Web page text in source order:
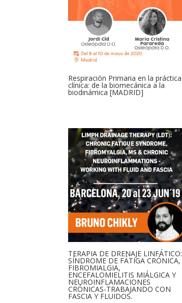
Respiración Primaria en la práctica
clínica: de la biomecánica a la
biodinámica [MADRID]
TERAPIA DE DRENAJE LINFÁTICO:
SÍNDROME DE FÁTIGA CRÓNICA,
FIBROMIALGIA,
ENCEFALOMIELITIS MIÁLGICA Y
NEUROINFLAMACIONES
CRÓNICAS-TRABAJANDO CON
FASCIA Y FLUIDOS.